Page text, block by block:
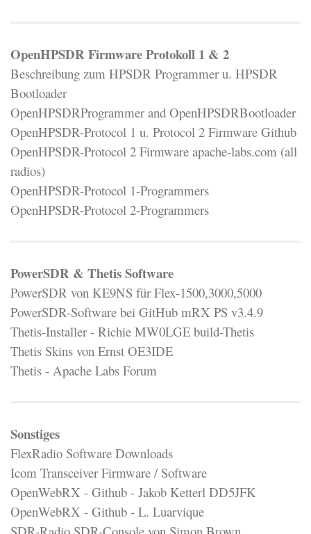
OpenHPSDR Firmware Protokoll 1 & 2
Beschreibung zum HPSDR Programmer u. HPSDR
Bootloader
OpenHPSDRProgrammer and OpenHPSDRBootloader
OpenHPSDR-Protocol 1 u. Protocol 2 Firmware Github
OpenHPSDR-Protocol 2 Firmware apache-labs.com (all
radios)
OpenHPSDR-Protocol 1-Programmers
OpenHPSDR-Protocol 2-Programmers
PowerSDR & Thetis Software
PowerSDR von KE9NS für Flex-1500,3000,5000
PowerSDR-Software bei GitHub mRX PS v3.4.9
Thetis-Installer - Richie MW0LGE build-Thetis
Thetis Skins von Ernst OE3IDE
Thetis - Apache Labs Forum
Sonstiges
FlexRadio Software Downloads
Icom Transceiver Firmware / Software
OpenWebRX - Github - Jakob Ketterl DD5JFK
OpenWebRX - Github - L. Luarvique